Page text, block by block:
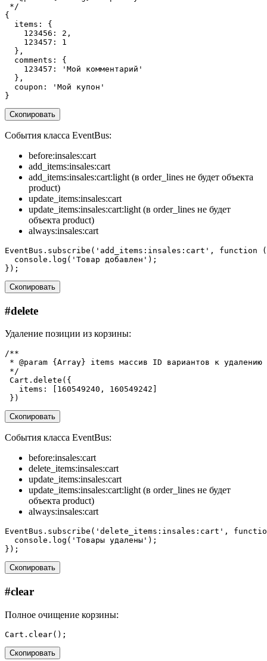
*/
{
items :
{
123456 : 2 ,
123457 :
1
},
comments :
{
123457 :
'Мой комментарий'
},
coupon :
'Мой купон'
}
Скопировать
События класса EventBus:
before:insales:cart
add_items:insales:cart
add_items:insales:cart:light (в order_lines не будет объекта
product)
update_items:insales:cart
update_items:insales:cart:light (в order_lines не будет
объекта product)
always:insales:cart
EventBus . subscribe ( 'add_items:insales:cart' , function
(
console . log ( 'Товар добавлен' );
});
Скопировать
#delete
Удаление позиции из корзины:
/**
* @param {Array} items массив ID вариантов к удалению
*/
Cart . delete ({
items : 160549240 , 160549242
})
Скопировать
События класса EventBus:
before:insales:cart
delete_items:insales:cart
update_items:insales:cart
update_items:insales:cart:light (в order_lines не будет
объекта product)
always:insales:cart
EventBus . subscribe ( 'delete_items:insales:cart' ,
console . log ( 'Товары удалены' );
});
Скопировать
#clear
Полное очищение корзины:
Cart . clear();
Скопировать